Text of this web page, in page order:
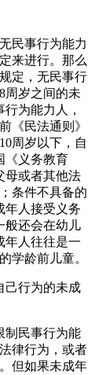
民事行为能力
来进行。那么
定，无民事行
周岁之间的未
为能力人，
《民法通则》
周岁以下，自
《义务教育
母或者其他法
条件不具备的
年人接受义务
般还会在幼儿
年人往往是一
学龄前儿童。
己行为的未成
制民事行为能
律行为，或者
但如果未成年